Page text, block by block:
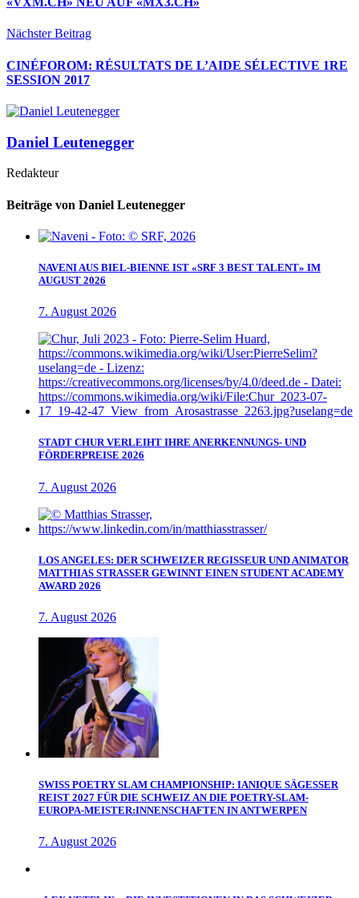
Nächster Beitrag
CINÉFOROM: RÉSULTATS DE L’AIDE SÉLECTIVE 1RE
SESSION 2017
Daniel Leutenegger
Redakteur
Beiträge von Daniel Leutenegger
NAVENI AUS BIEL-BIENNE IST «SRF 3 BEST TALENT» IM
AUGUST 2026
7. August 2026
STADT CHUR VERLEIHT IHRE ANERKENNUNGS- UND
FÖRDERPREISE 2026
7. August 2026
LOS ANGELES: DER SCHWEIZER REGISSEUR UND ANIMATOR
MATTHIAS STRASSER GEWINNT EINEN STUDENT ACADEMY
AWARD 2026
7. August 2026
SWISS POETRY SLAM CHAMPIONSHIP: IANIQUE SÄGESSER
REIST 2027 FÜR DIE SCHWEIZ AN DIE POETRY-SLAM-
EUROPA-MEISTER:INNENSCHAFTEN IN ANTWERPEN
7. August 2026